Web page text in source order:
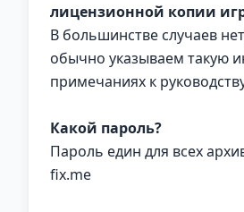
лицензионной копии
В большинстве случаев
обычно указываем такую
примечаниях к
Какой пароль?
Пароль един для всех
fix.me